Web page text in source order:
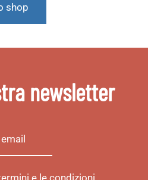
shop
newsletter